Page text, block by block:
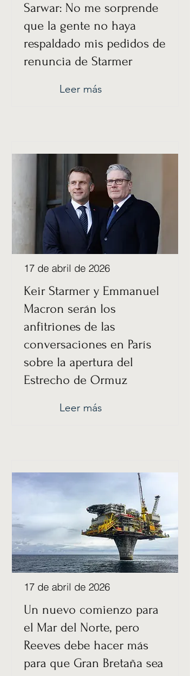
Sarwar: No me sorprende
que la gente no haya
respaldado mis pedidos de
renuncia de Starmer
Leer más
17 de abril de 2026
Keir Starmer y Emmanuel
Macron serán los
anfitriones de las
conversaciones en París
sobre la apertura del
Estrecho de Ormuz
Leer más
17 de abril de 2026
Un nuevo comienzo para
el Mar del Norte, pero
Reeves debe hacer más
para que Gran Bretaña sea